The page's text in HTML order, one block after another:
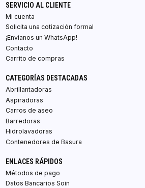
SERVICIO AL CLIENTE
Mi cuenta
Solicita una cotización formal
¡Envíanos un WhatsApp!
Contacto
Carrito de compras
CATEGORÍAS DESTACADAS
Abrillantadoras
Aspiradoras
Carros de aseo
Barredoras
Hidrolavadoras
Contenedores de Basura
ENLACES RÁPIDOS
Métodos de pago
Datos Bancarios Soin